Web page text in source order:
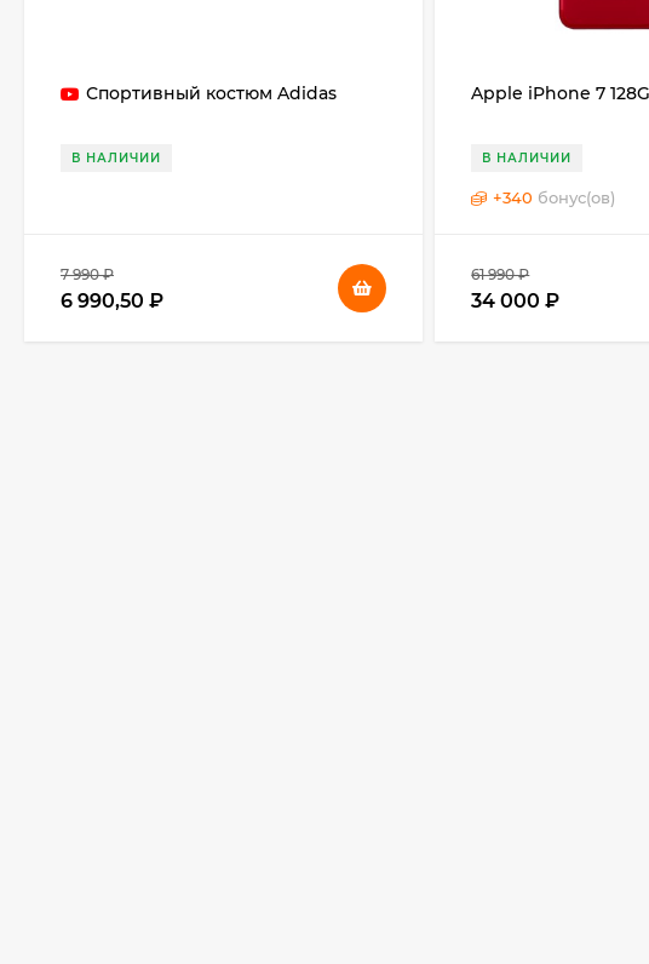
Спортивный костюм Adidas
В НАЛИЧИИ
7 990 ₽
6 990,50 ₽
Apple iPhone 7
В НАЛИЧИИ
+340 бонус(ов)
61 990 ₽
34 000 ₽